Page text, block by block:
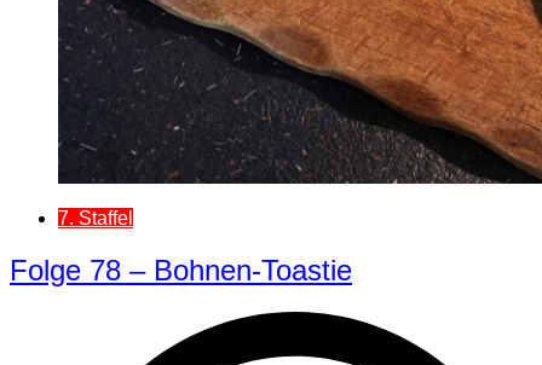
7. Staffel
Folge 78 – Bohnen-Toastie